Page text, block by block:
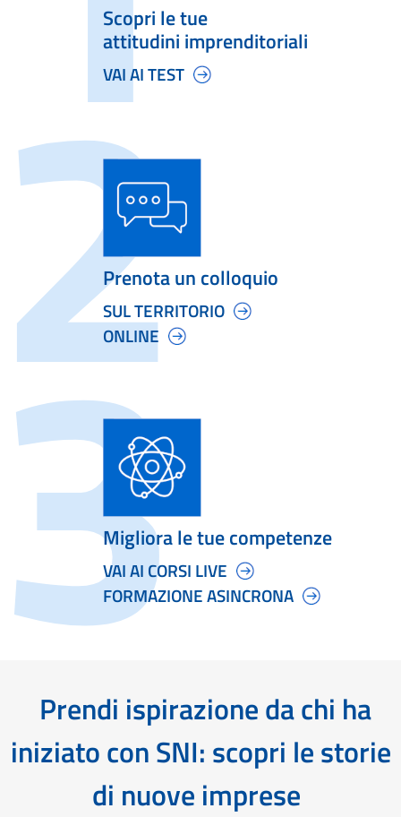
Scopri le tue
attitudini imprenditoriali
VAI AI TEST
Prenota un colloquio
SUL TERRITORIO
ONLINE
Migliora le tue competenze
VAI AI CORSI LIVE
FORMAZIONE ASINCRONA
Prendi ispirazione da chi ha
iniziato con SNI: scopri le storie
di nuove imprese